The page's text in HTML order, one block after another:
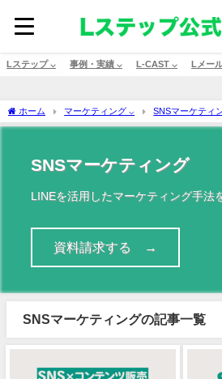
Lステップ ⌵ 事例・実績 ⌵ L-CAST ⌵ Lメー
ホーム マーケティング ⌵ SNSマーケティ
SNSマーケティング
LINEを活用したマーケティング手法
資料請求する →
SNSマーケティングの記事一覧